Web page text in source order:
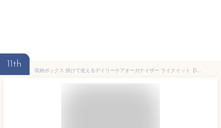
11th
収納ボックス 掛けて使えるデイリーケアオーガナイザー ライクイット【like-it おむつ 収納 持ち運び ハンドル付き バスケット 日本製 収納ケース ベビーベッド 吊り下げ ペット用品 おむつ入れ オムツ オムツ収納 小物入れ ケース ベビー用品 救急箱 テレワーク 在宅】